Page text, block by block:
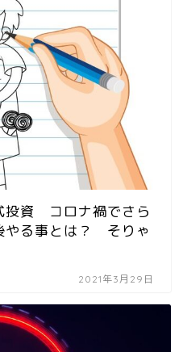
投資 コロナ禍でさら
やる事とは？ そりゃ
2021年3月29日